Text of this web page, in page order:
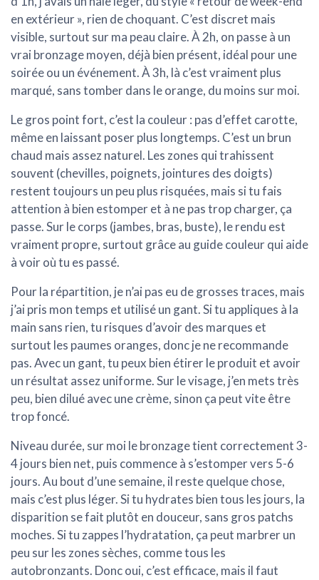
en extérieur », rien de choquant. C’est discret mais
visible, surtout sur ma peau claire. À 2h, on passe à un
vrai bronzage moyen, déjà bien présent, idéal pour une
soirée ou un événement. À 3h, là c’est vraiment plus
marqué, sans tomber dans le orange, du moins sur moi.
Le gros point fort, c’est la couleur: pas d’effet carotte,
même en laissant poser plus longtemps. C’est un brun
chaud mais assez naturel. Les zones qui trahissent
souvent (chevilles, poignets, jointures des doigts)
restent toujours un peu plus risquées, mais si tu fais
attention à bien estomper et à ne pas trop charger, ça
passe. Sur le corps (jambes, bras, buste), le rendu est
vraiment propre, surtout grâce au guide couleur qui aide
à voir où tu es passé.
Pour la répartition, je n’ai pas eu de grosses traces, mais
j’ai pris mon temps et utilisé un gant. Si tu appliques à la
main sans rien, tu risques d’avoir des marques et
surtout les paumes oranges, donc je ne recommande
pas. Avec un gant, tu peux bien étirer le produit et avoir
un résultat assez uniforme. Sur le visage, j’en mets très
peu, bien dilué avec une crème, sinon ça peut vite être
trop foncé.
Niveau durée, sur moi le bronzage tient correctement 3-
4 jours bien net, puis commence à s’estomper vers 5-6
jours. Au bout d’une semaine, il reste quelque chose,
mais c’est plus léger. Si tu hydrates bien tous les jours, la
disparition se fait plutôt en douceur, sans gros patchs
moches. Si tu zappes l’hydratation, ça peut marbrer un
peu sur les zones sèches, comme tous les
autobronzants. Donc oui, c’est efficace, mais il faut